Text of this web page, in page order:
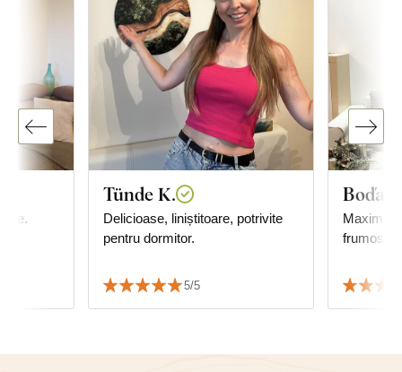
Tünde K.
Delicioase, liniștitoare, potrivite
pentru dormitor.
5/5
Boďa
Maximă
frumos